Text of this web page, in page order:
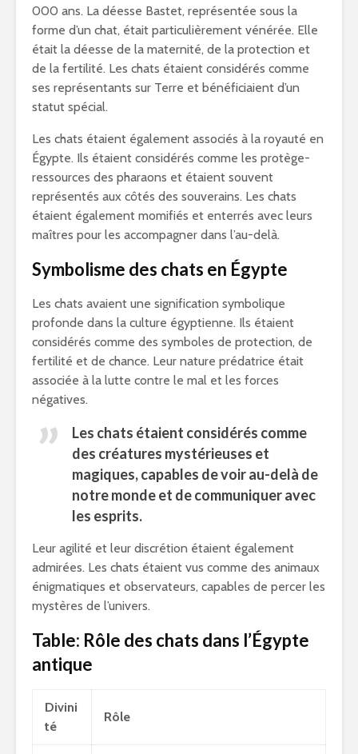
000 ans. La déesse Bastet, représentée sous la
forme d’un chat, était particulièrement vénérée. Elle
était la déesse de la maternité, de la protection et
de la fertilité. Les chats étaient considérés comme
ses représentants sur Terre et bénéficiaient d’un
statut spécial.
Les chats étaient également associés à la royauté en
Égypte. Ils étaient considérés comme les protège-
ressources des pharaons et étaient souvent
représentés aux côtés des souverains. Les chats
étaient également momifiés et enterrés avec leurs
maîtres pour les accompagner dans l’au-delà.
Symbolisme des chats en Égypte
Les chats avaient une signification symbolique
profonde dans la culture égyptienne. Ils étaient
considérés comme des symboles de protection, de
fertilité et de chance. Leur nature prédatrice était
associée à la lutte contre le mal et les forces
négatives.
Les chats étaient considérés comme
des créatures mystérieuses et
magiques, capables de voir au-delà de
notre monde et de communiquer avec
les esprits.
Leur agilité et leur discrétion étaient également
admirées. Les chats étaient vus comme des animaux
énigmatiques et observateurs, capables de percer les
mystères de l’univers.
Table: Rôle des chats dans l’Égypte
antique
Divini
té
Rôle